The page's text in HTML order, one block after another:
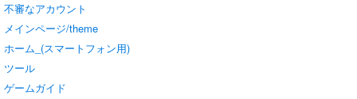
不審なアカウント
メインページ/theme
ホーム_(スマートフォン用)
ツール
ゲームガイド